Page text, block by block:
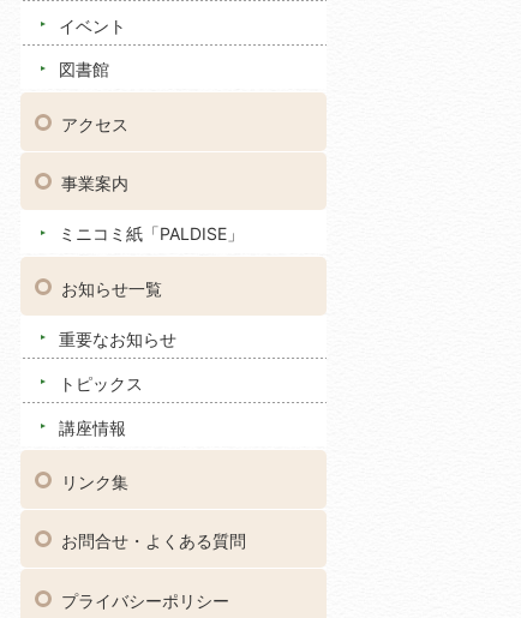
イベント
図書館
アクセス
事業案内
ミニコミ紙「PALDISE」
お知らせ一覧
重要なお知らせ
トピックス
講座情報
リンク集
お問合せ・よくある質問
プライバシーポリシー